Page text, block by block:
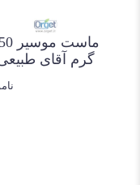
ماست چکیده
طبیعی تولید
هیچ‌گونه
ماست
گرم آقای